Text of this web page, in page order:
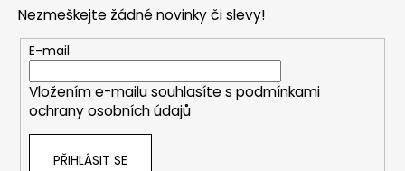
Nezmeškejte žádné novinky či slevy!
E-mail
Vložením e-mailu souhlasíte s podmínkami
ochrany osobních údajů
PŘIHLÁSIT SE